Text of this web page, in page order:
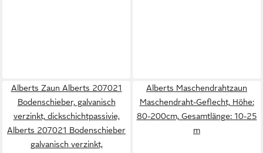
Alberts Zaun Alberts 207021
Bodenschieber, galvanisch
verzinkt, dickschichtpassivie,
Alberts 207021 Bodenschieber
galvanisch verzinkt,
Alberts Maschendrahtzaun
Maschendraht-Geflecht, Höhe:
80-200cm, Gesamtlänge: 10-25
m